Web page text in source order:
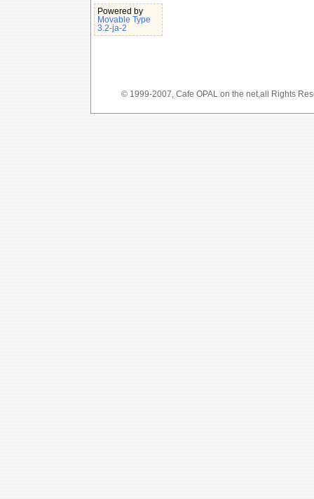
Powered by
Movable Type
3.2-ja-2
© 1999-2007, Cafe OPAL on the net,all Rights